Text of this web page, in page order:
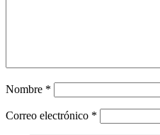
Nombre *
Correo electrónico *